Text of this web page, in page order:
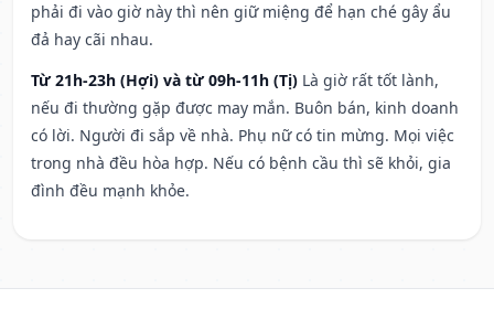
phải đi vào giờ này thì nên giữ miệng để hạn ché gây ẩu
đả hay cãi nhau.
Từ 21h-23h (Hợi) và từ 09h-11h (Tị) Là giờ rất tốt lành,
nếu đi thường gặp được may mắn. Buôn bán, kinh doanh
có lời. Người đi sắp về nhà. Phụ nữ có tin mừng. Mọi việc
trong nhà đều hòa hợp. Nếu có bệnh cầu thì sẽ khỏi, gia
đình đều mạnh khỏe.